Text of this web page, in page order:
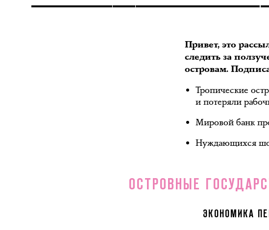
Привет, это
следить за
островам.
Тропические
и потеряли
Мировой банк
Нуждающихся
ОСТРОВНЫЕ
ЭКОНОМИКА